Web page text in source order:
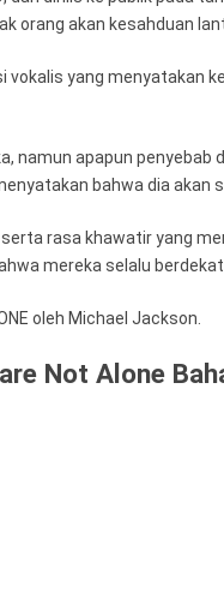
orang akan kesahduan
yang menyatakan
namun apapun penyebab
bahwa dia akan
rasa khawatir yang
mereka selalu
oleh Michael Jackson.
Not Alone